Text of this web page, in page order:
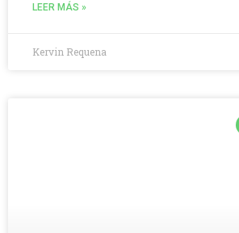
LEER MÁS »
Kervin Requena